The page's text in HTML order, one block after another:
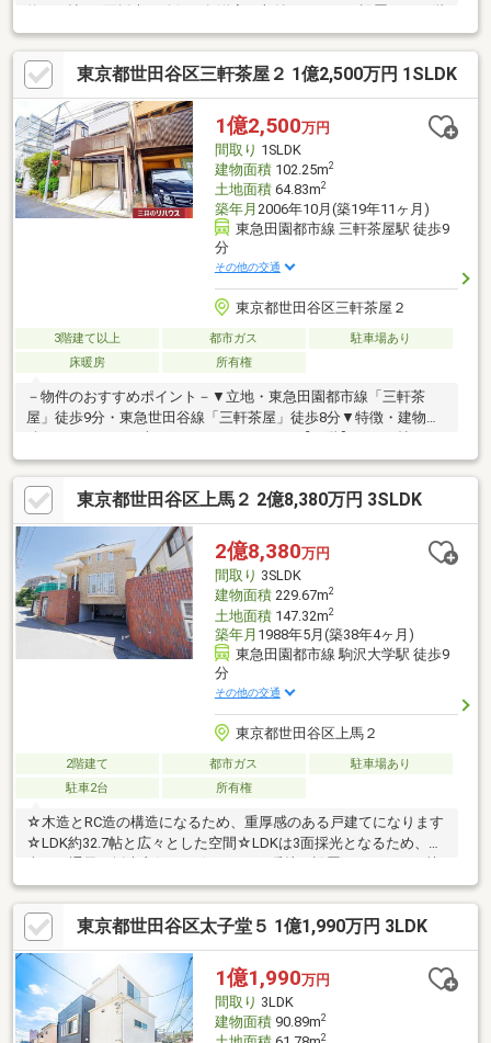
に南東向きバルコニー有・トイレを2か所設置、ゆとりをもって使
用可能▼周辺環境・サミットストア代沢十字路店 徒歩3分(約
180m)・世田谷区立太子堂小学校 徒歩8分(約580m)※建物面積に
は、車庫部分約12.01平米を含む※建物構造は、「木・鉄筋コンク
リート造」■ ご希望の住まい探しをお手伝いします
━━━━━・・・物件の詳細・ご相談はお気軽にお問い合わせく
ださい。
東京都世田谷区三軒茶屋２ 1億2,500万円 1SLDK
1億2,500万円
間取り 1SLDK
建物面積102.25m2
土地面積64.83m2
築年月 2006年10月(築19年11ヶ月)
東急田園都市線 三軒茶屋駅 徒歩9
分
その他の交通
東京都世田谷区三軒茶屋２
3階建て以上 都市ガス
駐車場あり
床暖房
所有権
－物件のおすすめポイント－▼立地・東急田園都市線「三軒茶
屋」徒歩9分・東急世田谷線「三軒茶屋」徒歩8分▼特徴・建物面
積１０２．２５平米の１ＬＤＫ＋２Ｓ 【１階】７．４帖のサ
ービススペース 【２階】約２１．２帖のＬＤＫ 【３階】
約７．５帖の洋室 約６．８帖のサービススペース・
LDKは3面採光設計、リビングに床暖房有・ご家族が顔を合わせや
すい対面式キッチン・リビング階段採用・2か所の納戸は窓・収納
付で多用途に活用可能・2階・3階にバルコニーを設置・駐車スペ
ース有(車種制限有)
東京都世田谷区上馬２ 2億8,380万円 3SLDK
2億8,380万円
間取り 3SLDK
建物面積229.67m2
土地面積147.32m2
築年月 1988年5月(築38年4ヶ月)
東急田園都市線 駒沢大学駅 徒歩9
分
その他の交通
東京都世田谷区上馬２
2階建て 都市ガス
駐車場あり
駐車2台
所有権
☆木造とRC造の構造になるため、重厚感のある戸建てになります
☆LDK約32.7帖と広々とした空間☆LDKは3面採光となるため、日
適にお過ごしいただけます☆2台のカースペースがあるため、ご
自身と来客用用途でもご利用いただけます☆屋根裏収納と地下部
分には約7.8帖の倉庫あり☆1階・2階ともにお手洗いを設置済み～
周辺環境～・マルエツ中里店・・・約530m(徒歩7分)・セブンイ
レブン世田谷上馬店・・・約250m(徒歩4分)
東京都世田谷区太子堂５ 1億1,990万円 3LDK
1億1,990万円
間取り 3LDK
建物面積90.89m2
2